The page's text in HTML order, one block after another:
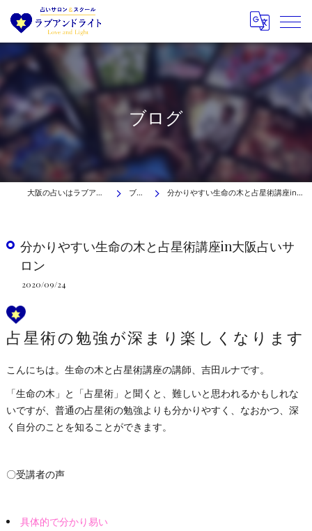
ブログ
大阪の占いはラブアンドライト ブログ 分かりやすい生命の木と占星術講座in大阪占いサロン
分かりやすい生命の木と占星術講座in大阪占いサ
ロン
2020/09/24
占星術の勉強が深まり楽しくなります
こんにちは。生命の木と占星術講座の講師、吉田ルナです。
「生命の木」と「占星術」と聞くと、難しいと思われるかもしれな
いですが、普通の占星術の勉強よりも分かりやすく、なおかつ、深
く自分のことを知ることができます。
〇受講者の声
具体的で分かり易い